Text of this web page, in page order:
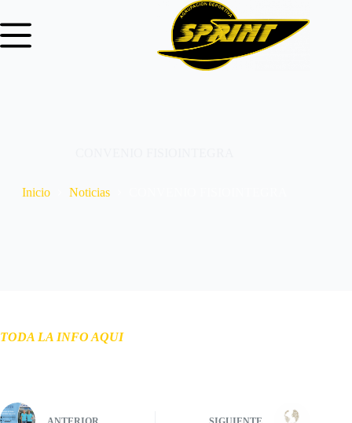
Inicio Noticias
TODA LA INFO AQUI